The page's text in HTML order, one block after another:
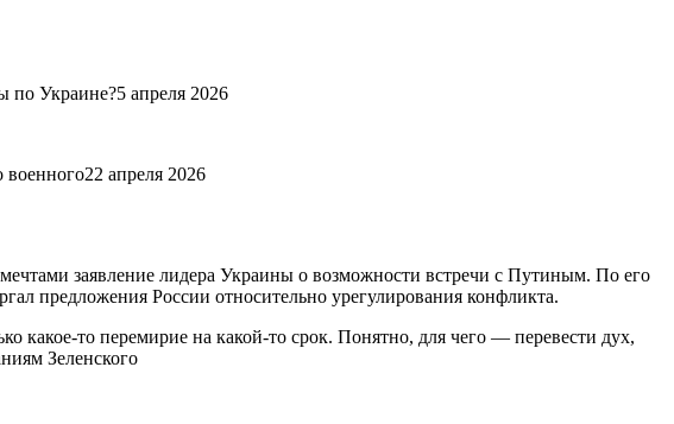
по Украине?5 апреля 2026
апреля 2026
заявление лидера Украины о возможности встречи с Путиным. По его
предложения России относительно урегулирования конфликта.
какое-то перемирие на какой-то срок. Понятно, для чего — перевести дух,
Зеленского